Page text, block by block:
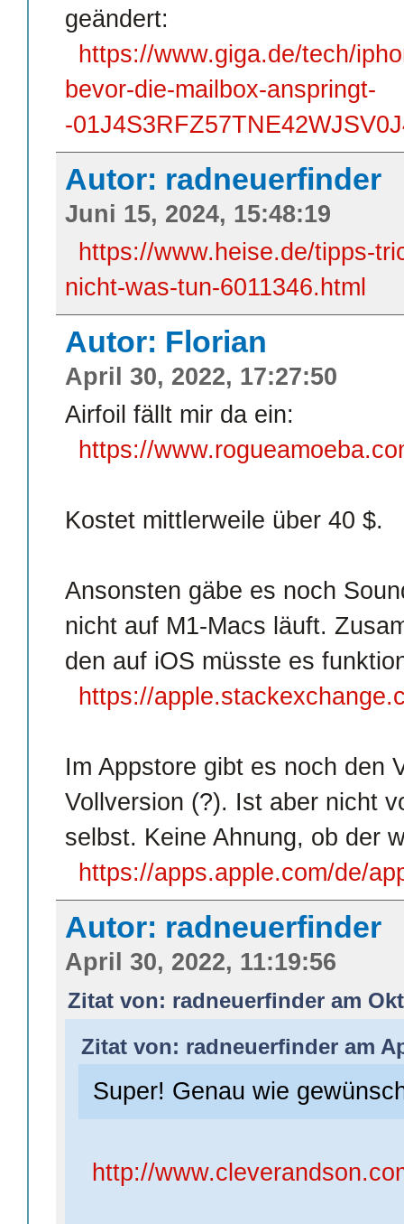
geändert:
https://www.giga.de/tech/
bevor-die-mailbox-anspringt-
-
Autor: radneuerfinder
Juni 15, 2024, 15:48:19
https://www.heise.de/tipps-
nicht-was-tun-6011346.html
Autor: Florian
April 30, 2022, 17:27:50
Airfoil fällt mir da ein:
https://
Kostet mittlerweile über 40 $.
Ansonsten gäbe es noch
nicht auf M1-Macs läuft.
den auf iOS müsste es
https://
Im Appstore gibt es noch den
Vollversion (?). Ist aber nicht
selbst. Keine Ahnung, ob der
https://apps.apple.com/de/
Autor: radneuerfinder
April 30, 2022, 11:19:56
Zitat von: radneuerfinder am
Zitat von: radneuerfinder am
Super! Genau wie
http://